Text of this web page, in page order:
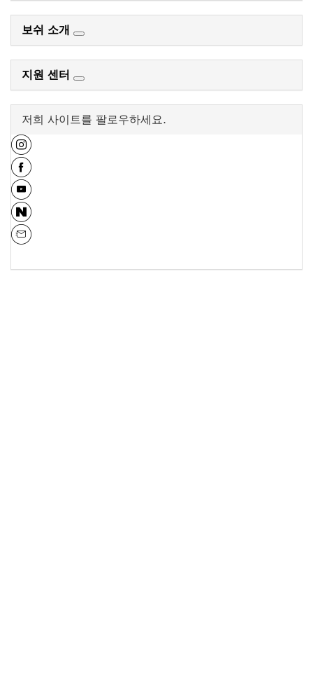
보쉬 소개
지원 센터
저희 사이트를 팔로우하세요.